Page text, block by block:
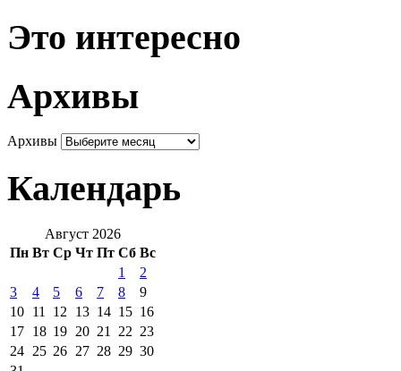
Это интересно
Архивы
Архивы
Календарь
Август 2026
Пн Вт Ср Чт Пт Сб Вс
1
2
3
4 5 6 7 8
9
10 11 12 13 14 15 16
17 18 19 20 21 22 23
24 25 26 27 28 29 30